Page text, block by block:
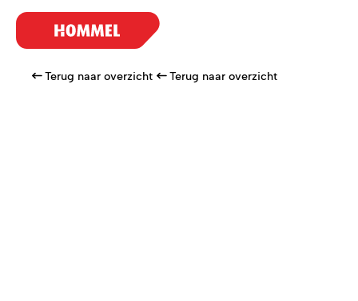
Terug naar overzicht Terug naar overzicht